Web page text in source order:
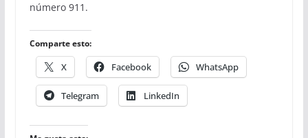
número 911.
Comparte esto:
X Facebook WhatsApp
Telegram LinkedIn